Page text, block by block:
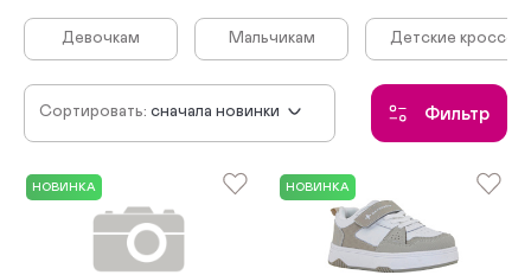
Девочкам Мальчикам Детские
Сортировать: сначала новинки
по возрастанию цены
по популярности
Фильтр
НОВИНКА НОВИНКА